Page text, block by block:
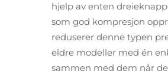
hjelp av enten
som god kompresjon
reduserer denne typen
eldre modeller med én
sammen med dem når